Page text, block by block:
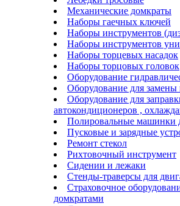
Механические домкраты
Наборы гаечных ключей
Наборы инструментов
Наборы инструментов
Наборы торцевых насадок
Наборы торцовых головок
Оборудование
Оборудование для замены
Оборудование для
автокондиционеров ,
Полировальные машинки
Пусковые и зарядные
Ремонт стекол
Рихтовочный инструмент
Сидении и лежаки
Стенды-траверсы для
Страховочное
домкратами